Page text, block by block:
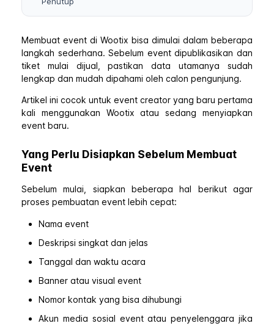
Membuat event di Wootix bisa dimulai dalam beberapa
langkah sederhana. Sebelum event dipublikasikan dan
tiket mulai dijual, pastikan data utamanya sudah
lengkap dan mudah dipahami oleh calon pengunjung.
Artikel ini cocok untuk event creator yang baru pertama
kali menggunakan Wootix atau sedang menyiapkan
event baru.
Yang Perlu Disiapkan Sebelum Membuat
Event
Sebelum mulai, siapkan beberapa hal berikut agar
proses pembuatan event lebih cepat:
Nama event
Deskripsi singkat dan jelas
Tanggal dan waktu acara
Banner atau visual event
Nomor kontak yang bisa dihubungi
Akun media sosial event atau penyelenggara jika